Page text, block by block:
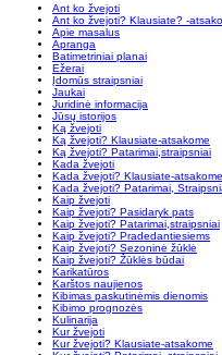
Ant ko žvejoti
Ant ko žvejoti? Klausiate? -
Apie masalus
Apranga
Batimetriniai planai
Ežerai
Įdomūs straipsniai
Jaukai
Juridinė informacija
Jūsų istorijos
Ką žvejoti
Ką žvejoti? Klausiate-atsakome
Ką žvejoti? Patarimai,straipsniai
Kada žvejoti
Kada žvejoti? Klausiate-atsakome
Kada žvejoti? Patarimai,
Kaip žvejoti
Kaip žvejoti? Pasidaryk pats
Kaip žvejoti? Patarimai,straipsniai
Kaip žvejoti? Pradedantiesiems
Kaip žvejoti? Sezoninė žūklė
Kaip žvejoti? Žūklės būdai
Karikatūros
Karštos naujienos
Kibimas paskutinėmis dienomis
Kibimo prognozės
Kulinarija
Kur žvejoti
Kur žvejoti? Klausiate-atsakome